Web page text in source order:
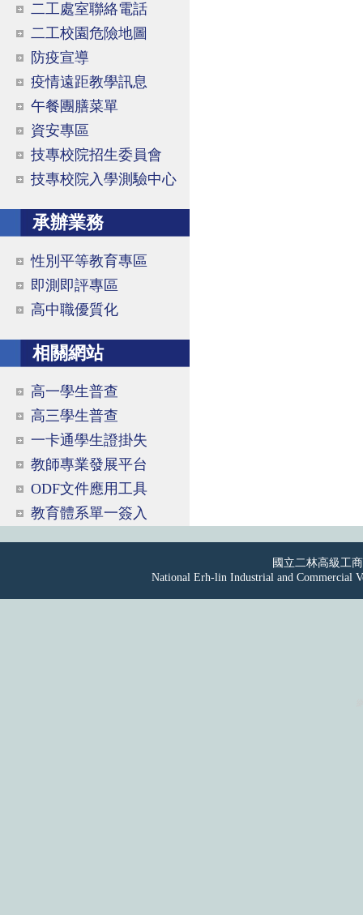
二工處室聯絡電話
二工校園危險地圖
防疫宣導
疫情遠距教學訊息
午餐團膳菜單
資安專區
技專校院招生委員會
技專校院入學測驗中心
承辦業務
性別平等教育專區
即測即評專區
高中職優質化
相關網站
高一學生普查
高三學生普查
一卡通學生證掛失
教師專業發展平台
ODF文件應用工具
教育體系單一簽入
國立二林高級工
National Erh-lin Industrial and Commercial